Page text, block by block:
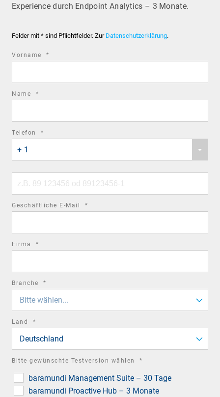
Experience durch Endpoint Analytics – 3 Monate.
Felder mit * sind Pflichtfelder. Zur Datenschutzerklärung.
Vorname *
Name *
Telefon *
country
code
+ 1
number
Geschäftliche E-Mail *
Firma *
Branche *
Bitte wählen...
Land *
Deutschland
Bitte gewünschte Testversion wählen *
baramundi Management Suite – 30 Tage
baramundi Proactive Hub – 3 Monate